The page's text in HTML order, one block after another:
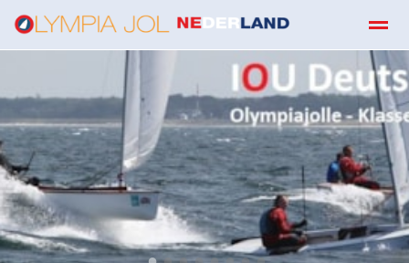
Home Zoeken E-mail Contact